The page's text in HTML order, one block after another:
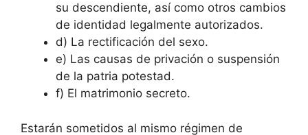
su descendiente, así como otros cambios
de identidad legalmente autorizados.
d) La rectificación del sexo.
e) Las causas de privación o suspensión
de la patria potestad.
f) El matrimonio secreto.
Estarán sometidos al mismo régimen de